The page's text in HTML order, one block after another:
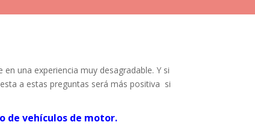
una experiencia muy desagradable. Y si
a estas preguntas será más positiva si
de vehículos de motor.